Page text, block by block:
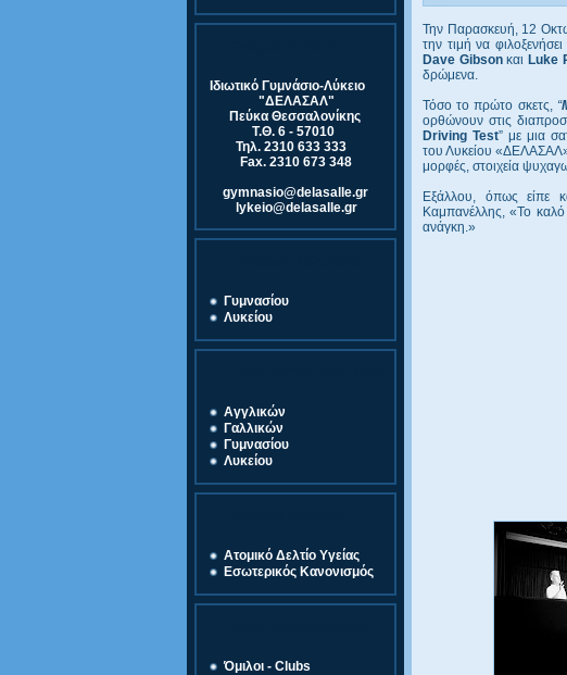
Ιδιωτικό Γυμνάσιο-Λύκειο
"ΔΕΛΑΣΑΛ"
Πεύκα Θεσσαλονίκης
Τ.Θ. 6 - 57010
Τηλ. 2310 633 333
Fax. 2310 673 348
gymnasio@delasalle.gr
lykeio@delasalle.gr
Γυμνασίου
Λυκείου
Αγγλικών
Γαλλικών
Γυμνασίου
Λυκείου
Ατομικό Δελτίο Υγείας
Εσωτερικός Κανονισμός
Όμιλοι - Clubs
Την Παρασκευή, 12
την τιμή να
Dave GibsonκαιLuke
δρώμενα.
Τόσο το πρώτο σκετς, “
ορθώνουν στις
Driving Test” με μια
του Λυκείου «ΔΕΛΑΣΑΛ»
μορφές, στοιχεία
Εξάλλου, όπως είπε
Καμπανέλλης, «Το
ανάγκη.»